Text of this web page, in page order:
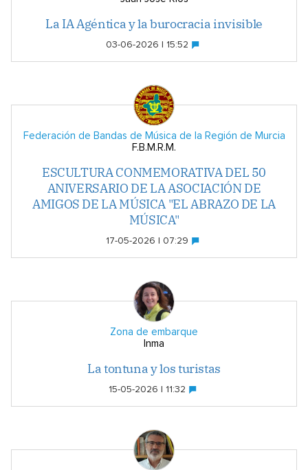
La IA Agéntica y la burocracia invisible
03-06-2026 | 15:52
Federación de Bandas de Música de la Región de Murcia
F.B.M.R.M.
ESCULTURA CONMEMORATIVA DEL 50
ANIVERSARIO DE LA ASOCIACIÓN DE
AMIGOS DE LA MÚSICA "EL ABRAZO DE LA
MÚSICA"
17-05-2026 | 07:29
Zona de embarque
Inma
La tontuna y los turistas
15-05-2026 | 11:32